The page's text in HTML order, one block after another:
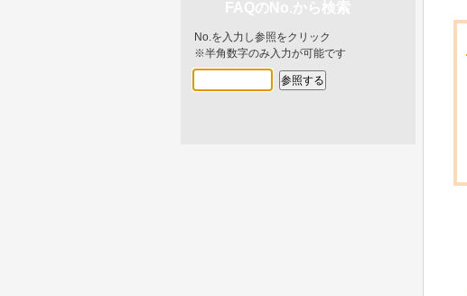
No.を入力し参照をクリック
※半角数字のみ入力が可能です